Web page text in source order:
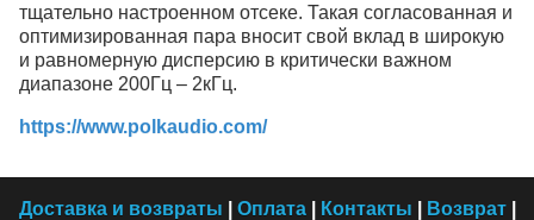
тщательно настроенном отсеке. Такая согласованная и
оптимизированная пара вносит свой вклад в широкую
и равномерную дисперсию в критически важном
диапазоне 200Гц – 2кГц.
https://www.polkaudio.com/
Доставка и возвраты Оплата| Контакты Возврат|